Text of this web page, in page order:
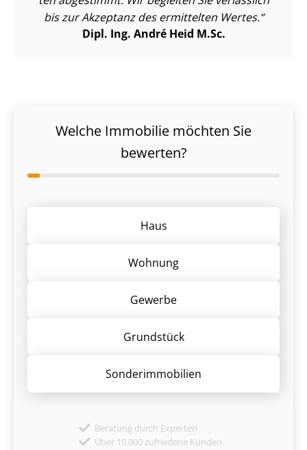
bis zur Akzeptanz des ermittelten Wertes.
Dipl. Ing. André Heid M.Sc.
Welche Immobilie möchten Sie
bewerten?
Haus
Wohnung
Gewerbe
Grund­stück
Sonder­immobilien
Beratung durch Experten
Über 10.000 zufriedene Kunden